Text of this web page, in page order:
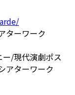
ターワーク
/現代演劇ポス
アターワーク